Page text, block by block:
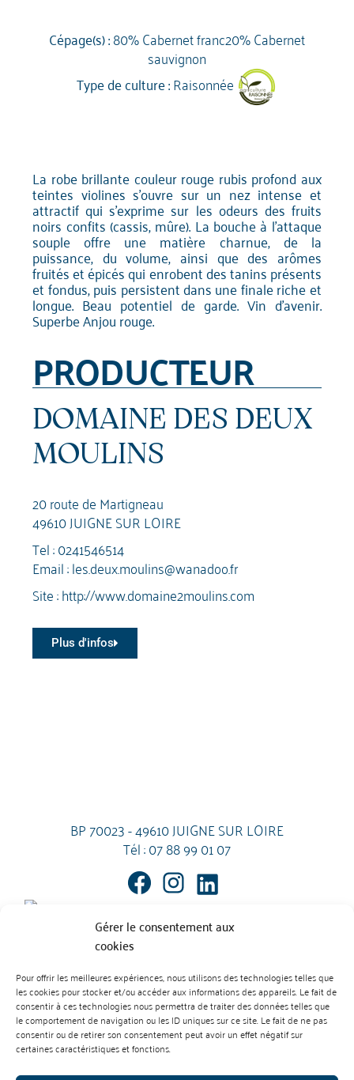
Gérer le consentement aux
cookies
Pour offrir les meilleures expériences, nous utilisons des technologies telles que
les cookies pour stocker et/ou accéder aux informations des appareils. Le fait de
consentir à ces technologies nous permettra de traiter des données telles que
le comportement de navigation ou les ID uniques sur ce site. Le fait de ne pas
consentir ou de retirer son consentement peut avoir un effet négatif sur
certaines caractéristiques et fonctions.
Cépage(s) :80% Cabernet franc20% Cabernet
sauvignon
Type de culture :Raisonnée
La robe brillante couleur rouge rubis profond aux
teintes violines s'ouvre sur un nez intense et
attractif qui s'exprime sur les odeurs des fruits
noirs confits (cassis, mûre). La bouche à l'attaque
souple offre une matière charnue, de la
puissance, du volume, ainsi que des arômes
fruités et épicés qui enrobent des tanins présents
et fondus, puis persistent dans une finale riche et
longue. Beau potentiel de garde. Vin d'avenir.
Superbe Anjou rouge.
PRODUCTEUR
DOMAINE DES DEUX
MOULINS
20 route de Martigneau
49610 JUIGNE SUR LOIRE
Tel :0241546514
Email :les.deux.moulins@wanadoo.fr
Site :http://www.domaine2moulins.com
Plus d'infos
BP 70023 - 49610 JUIGNE SUR LOIRE
Tél :07 88 99 01 07
Mentions Légales
L’abus d’alcool est dangereux pour la santé. À consommer avec
modération.
Règlement des vins
Règlement des produits cidricoles
Création : Agence Préambulles